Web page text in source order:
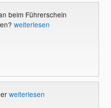
beim Führerschein
weiterlesen
weiterlesen